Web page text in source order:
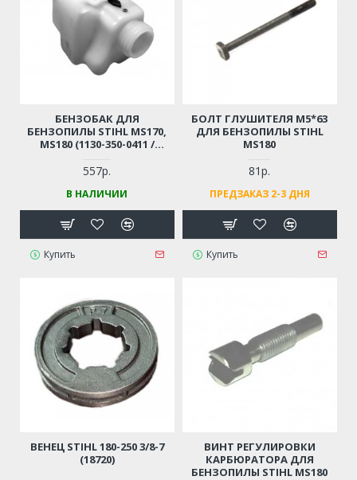
БЕНЗОБАК ДЛЯ
БЕНЗОПИЛЫ STIHL MS170,
MS180 (1130-350-0411 /
557р.
В НАЛИЧИИ
Купить
БОЛТ ГЛУШИТЕЛЯ М5*63
ДЛЯ БЕНЗОПИЛЫ STIHL
MS180
81р.
ПРЕДЗАКАЗ 2-3 ДНЯ
Купить
ВЕНЕЦ STIHL 180-250 3/8-7
(18720)
ВИНТ РЕГУЛИРОВКИ
КАРБЮРАТОРА ДЛЯ
БЕНЗОПИЛЫ STIHL MS180